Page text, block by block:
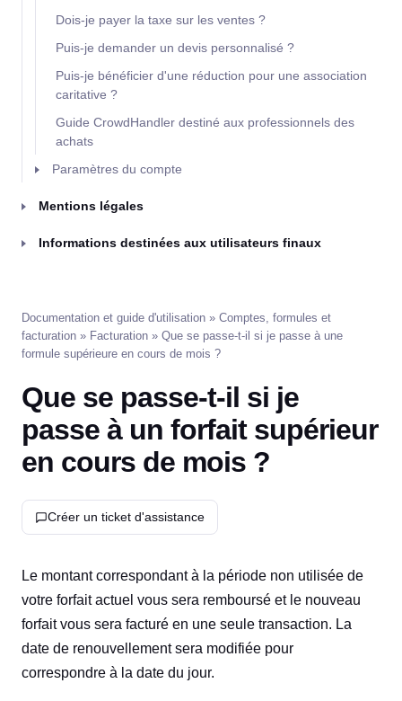
Dois-je payer la taxe sur les ventes ?
Puis-je demander un devis personnalisé ?
Puis-je bénéficier d'une réduction pour une association
caritative ?
Guide CrowdHandler destiné aux professionnels des
achats
Paramètres du compte
Mentions légales
Informations destinées aux utilisateurs finaux
Documentation et guide d'utilisation » Comptes, formules et
facturation » Facturation » Que se passe-t-il si je passe à une
formule supérieure en cours de mois ?
Que se passe-t-il si je
passe à un forfait supérieur
en cours de mois ?
Créer un ticket d'assistance
Le montant correspondant à la période non utilisée de
votre forfait actuel vous sera remboursé et le nouveau
forfait vous sera facturé en une seule transaction. La
date de renouvellement sera modifiée pour
correspondre à la date du jour.